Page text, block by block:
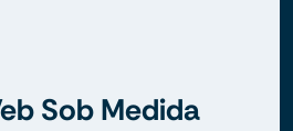
Sob Medida